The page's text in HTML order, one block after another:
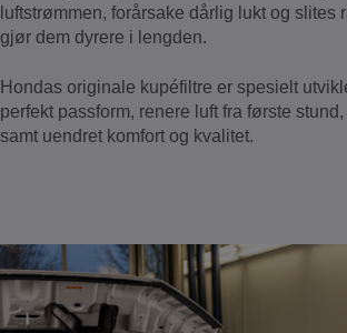
luftstrømmen, forårsake dårlig lukt og slites
gjør dem dyrere i lengden.
Hondas originale kupéfiltre er spesielt
perfekt passform, renere luft fra første
samt uendret komfort og kvalitet.